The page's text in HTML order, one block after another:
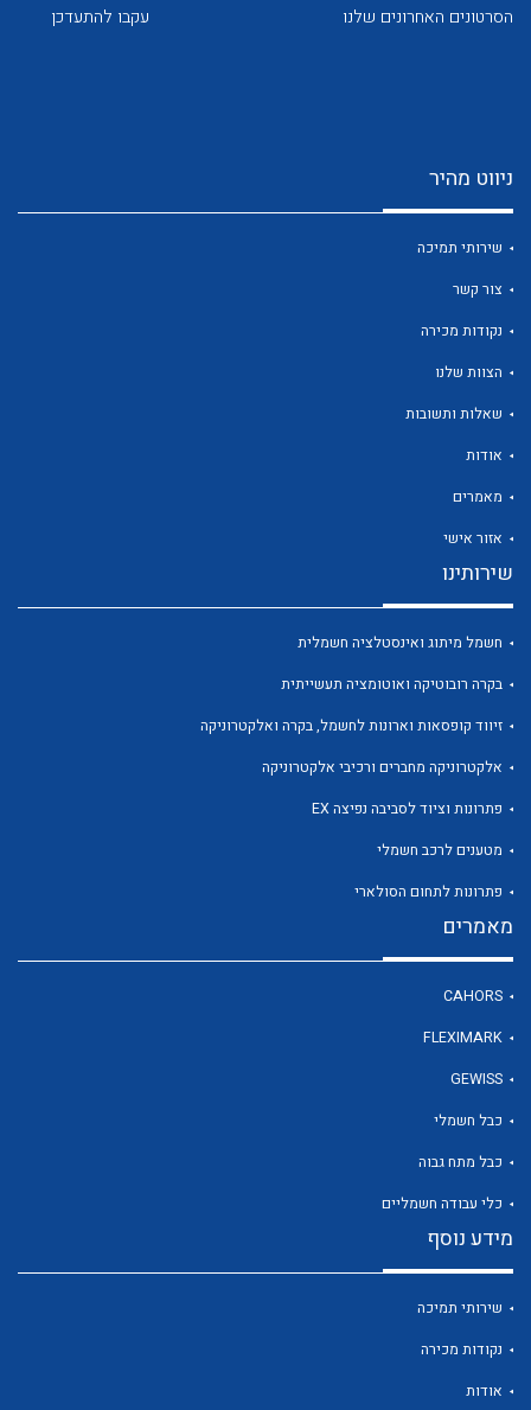
לכל מוצרי היצרן לכל מוצרי היצרן
לכל מוצרי היצרן
לכל מוצרי היצרן
לכל מוצרי היצרן
הסרטונים האחרונים שלנו עקבו להתעדכן
ניווט מהיר
שירותי תמיכה
צור קשר
נקודות מכירה
הצוות שלנו
שאלות ותשובות
אודות
מאמרים
אזור אישי
שירותינו
חשמל מיתוג ואינסטלציה חשמלית
בקרה רובוטיקה ואוטומציה תעשייתית
זיווד קופסאות וארונות לחשמל, בקרה ואלקטרוניקה
אלקטרוניקה מחברים ורכיבי אלקטרוניקה
פתרונות וציוד לסביבה נפיצה EX
מטענים לרכב חשמלי
פתרונות לתחום הסולארי
מאמרים
CAHORS
FLEXIMARK
GEWISS
כבל חשמלי
כבל מתח גבוה
כלי עבודה חשמליים
מידע נוסף
שירותי תמיכה
נקודות מכירה
אודות